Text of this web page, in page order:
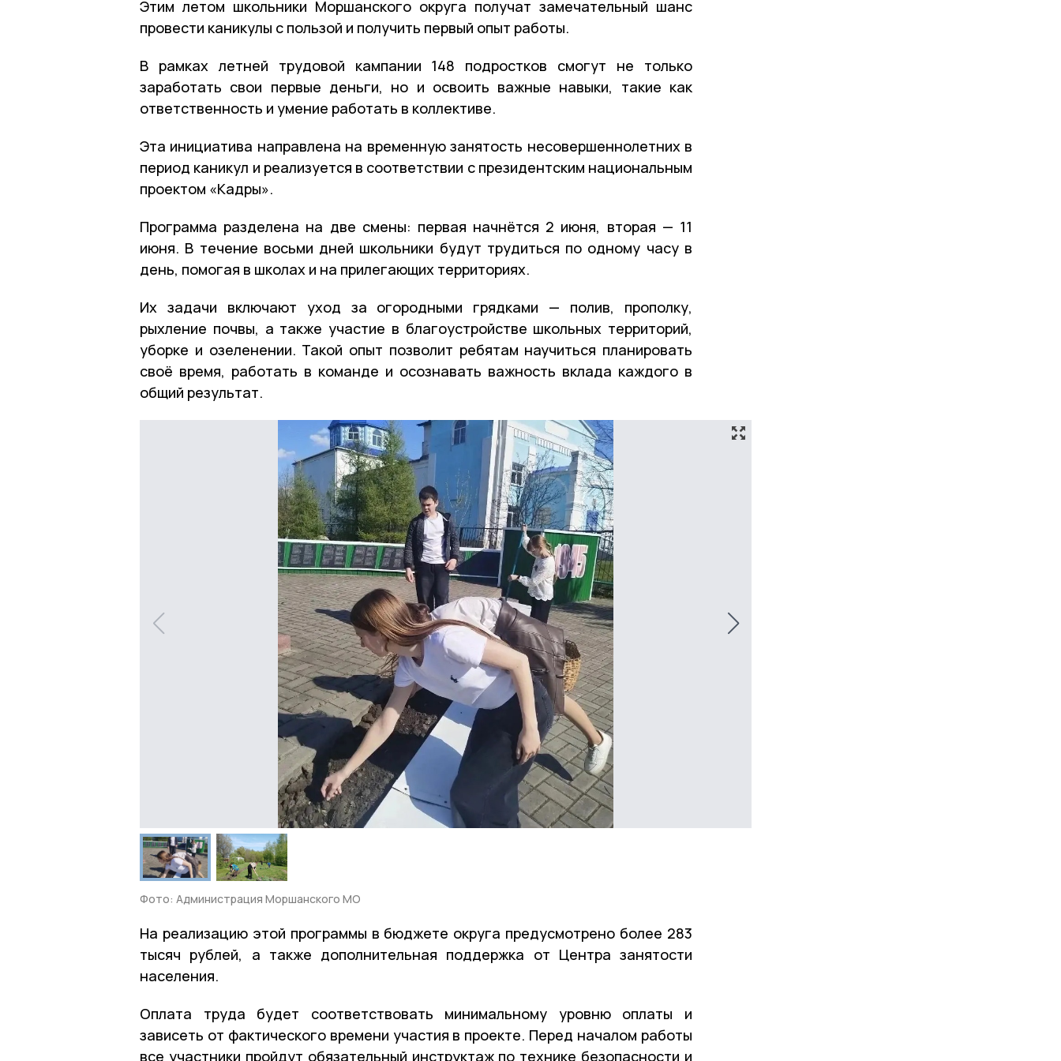
Этим летом школьники Моршанского округа получат замечательный шанс
провести каникулы с пользой и получить первый опыт работы.
В рамках летней трудовой кампании 148 подростков смогут не только
заработать свои первые деньги, но и освоить важные навыки, такие как
ответственность и умение работать в коллективе.
Эта инициатива направлена на временную занятость несовершеннолетних в
период каникул и реализуется в соответствии с президентским национальным
проектом «Кадры».
Программа разделена на две смены: первая начнётся 2 июня, вторая — 11
июня. В течение восьми дней школьники будут трудиться по одному часу в
день, помогая в школах и на прилегающих территориях.
Их задачи включают уход за огородными грядками — полив, прополку,
рыхление почвы, а также участие в благоустройстве школьных территорий,
уборке и озеленении. Такой опыт позволит ребятам научиться планировать
своё время, работать в команде и осознавать важность вклада каждого в
общий результат.
Фото: Администрация Моршанского МО
На реализацию этой программы в бюджете округа предусмотрено более 283
тысяч рублей, а также дополнительная поддержка от Центра занятости
населения.
Оплата труда будет соответствовать минимальному уровню оплаты и
зависеть от фактического времени участия в проекте. Перед началом работы
все участники пройдут обязательный инструктаж по технике безопасности и